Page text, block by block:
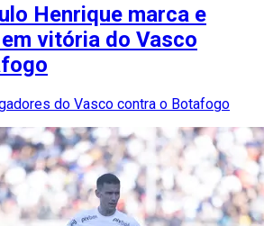
Henrique marca e
vitória do Vasco
do Vasco contra o Botafogo